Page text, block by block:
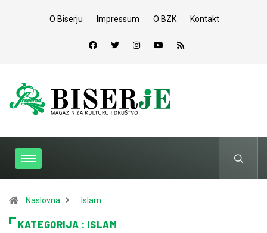
O Biserju Impressum O BZK Kontakt
Naslovna Islam
KATEGORIJA : ISLAM